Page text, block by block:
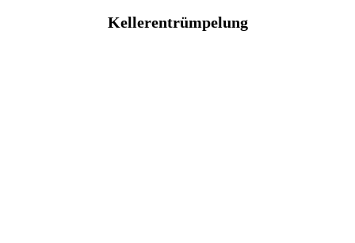
Kellerentrümpelung